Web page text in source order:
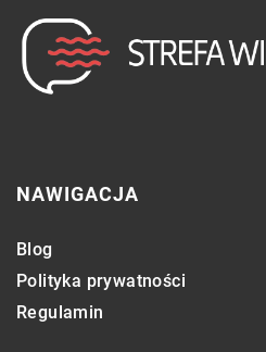
NAWIGACJA
Blog
Polityka prywatności
Regulamin